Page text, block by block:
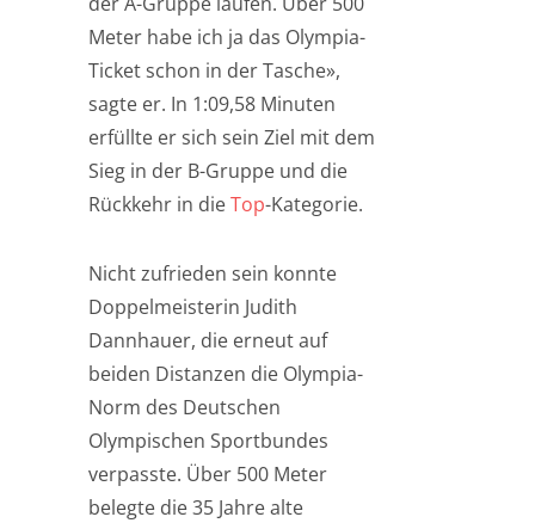
Meter habe ich ja das Olympia-
Ticket schon in der Tasche»,
sagte er. In 1:09,58 Minuten
erfüllte er sich sein Ziel mit dem
Sieg in der B-Gruppe und die
Rückkehr in dieTop-Kategorie.
Nicht zufrieden sein konnte
Doppelmeisterin Judith
Dannhauer, die erneut auf
beiden Distanzen die Olympia-
Norm des Deutschen
Olympischen Sportbundes
verpasste. Über 500 Meter
belegte die 35 Jahre alte